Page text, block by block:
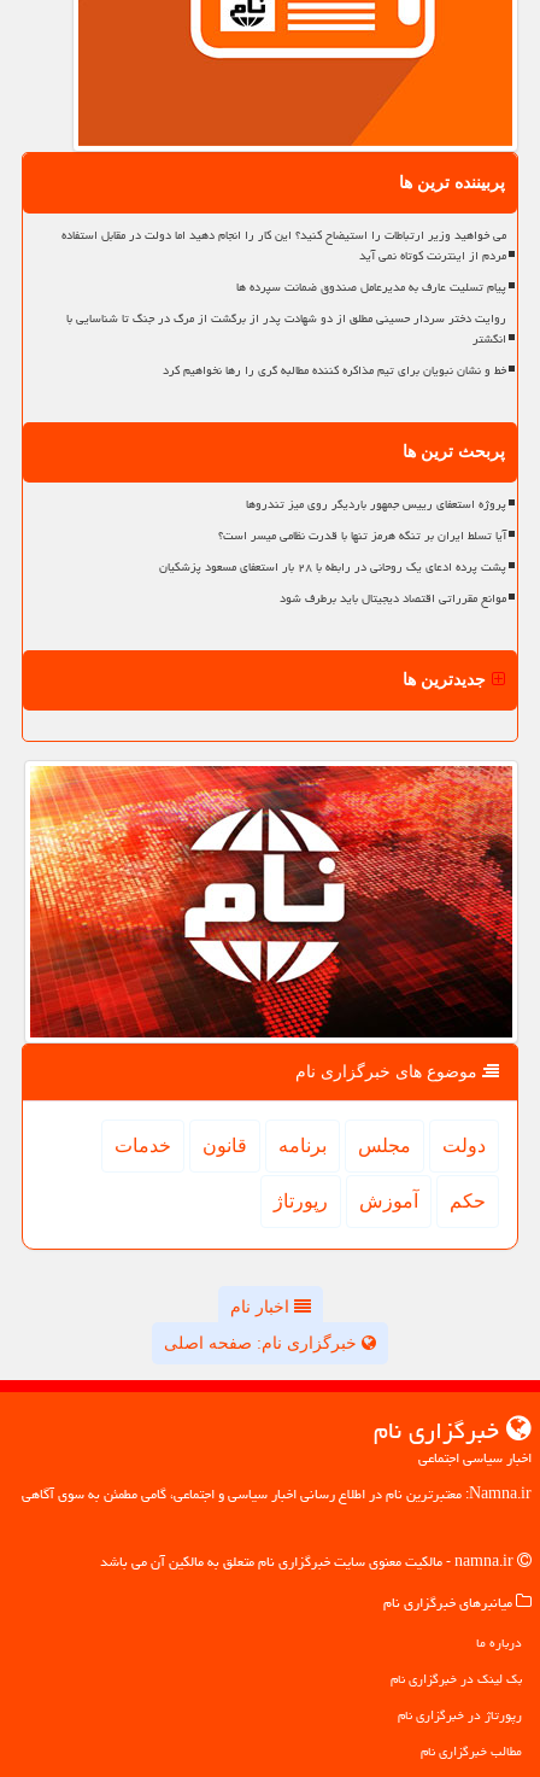
پربیننده ترین ها
می خواهید وزیر ارتباطات را استیضاح کنید؟ این کار را انجام دهید اما دولت در مقابل استفاده
مردم از اینترنت کوتاه نمی آید
پیام تسلیت عارف به مدیرعامل صندوق ضمانت سپرده ها
روایت دختر سردار حسینی مطلق از دو شهادت پدر از برگشت از مرگ در جنگ تا شناسایی با
انگشتر
خط و نشان نبویان برای تیم مذاکره کننده مطالبه گری را رها نخواهیم کرد
پربحث ترین ها
پروژه استعفای رییس جمهور باردیگر روی میز تندروها
آیا تسلط ایران بر تنگه هرمز تنها با قدرت نظامی میسر است؟
پشت پرده ادعای یک روحانی در رابطه با ۲۸ بار استعفای مسعود پزشکیان
موانع مقرراتی اقتصاد دیجیتال باید برطرف شود
جدیدترین ها
موضوع های خبرگزاری نام
دولت مجلس برنامه قانون خدمات
حكم آموزش رپورتاژ
اخبار نام
خبرگزاری نام: صفحه اصلی
خبرگزاری نام
اخبار سیاسی اجتماعی
Namna.ir: معتبرترین نام در اطلاع رسانی اخبار سیاسی و اجتماعی، گامی مطمئن به سوی آگاهی
میانبرهای خبرگزاری نام
درباره ما
بک لینک در خبرگزاری نام
رپورتاژ در خبرگزاری نام
مطالب خبرگزاری نام